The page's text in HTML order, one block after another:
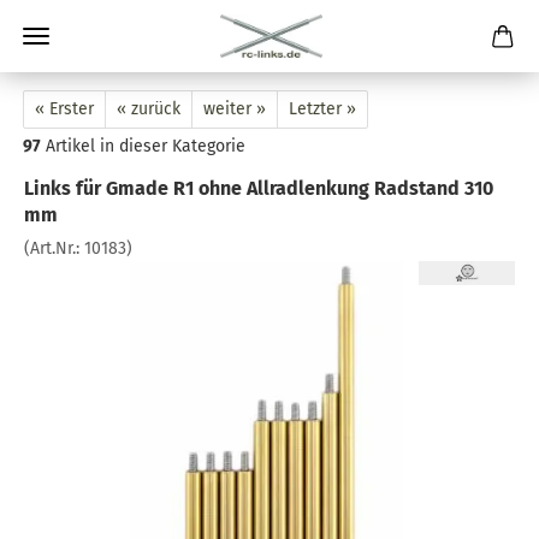
« Erster « zurück weiter »
Letzter »
97 Artikel in dieser Kategorie
Links für Gmade R1 ohne Allradlenkung Radstand 310
mm
(Art.Nr.: 10183)